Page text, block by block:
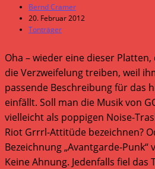
Beitrags-
Autor:
Bernd Cramer
Beitrag
veröffentlicht:
20. Februar 2012
Beitrags-
Tonträger
Oha – wieder eine dieser
die Verzweifelung treiben, weil
passende Beschreibung für das
einfällt. Soll man die Musik von
vielleicht als poppigen Noise-
Riot Grrrl-Attitüde bezeichnen?
Bezeichnung „Avantgarde-
Keine Ahnung. Jedenfalls fiel das